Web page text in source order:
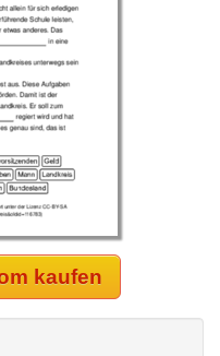
kaufen